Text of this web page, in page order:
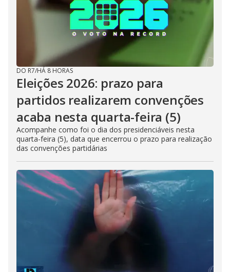
DO R7/HÁ 8 HORAS
Eleições 2026: prazo para
partidos realizarem convenções
acaba nesta quarta-feira (5)
Acompanhe como foi o dia dos presidenciáveis nesta
quarta-feira (5), data que encerrou o prazo para realização
das convenções partidárias